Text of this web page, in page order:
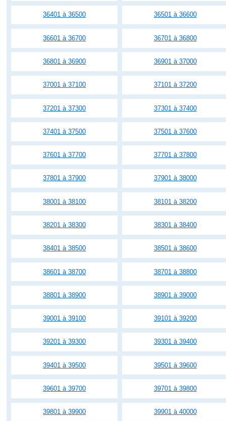
36401 à 36500 36501 à 36600
36601 à 36700 36701 à 36800
36801 à 36900 36901 à 37000
37001 à 37100 37101 à 37200
37201 à 37300 37301 à 37400
37401 à 37500 37501 à 37600
37601 à 37700 37701 à 37800
37801 à 37900 37901 à 38000
38001 à 38100 38101 à 38200
38201 à 38300 38301 à 38400
38401 à 38500 38501 à 38600
38601 à 38700 38701 à 38800
38801 à 38900 38901 à 39000
39001 à 39100 39101 à 39200
39201 à 39300 39301 à 39400
39401 à 39500 39501 à 39600
39601 à 39700 39701 à 39800
39801 à 39900 39901 à 40000